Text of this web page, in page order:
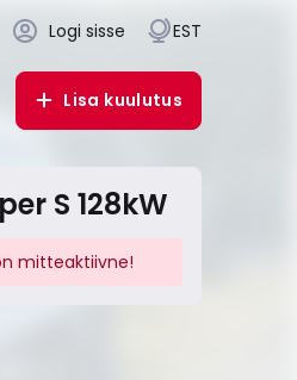
Logi sisse EST
Lisa kuulutus
S 128kW
mitteaktiivne!